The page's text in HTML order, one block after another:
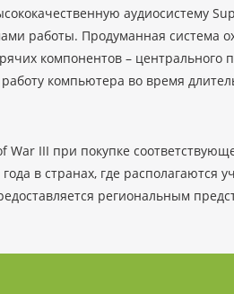
аудиосистему
работы. Продуманная система
компонентов – центрального
компьютера во время
War III при покупке
в странах, где располагаются
региональным